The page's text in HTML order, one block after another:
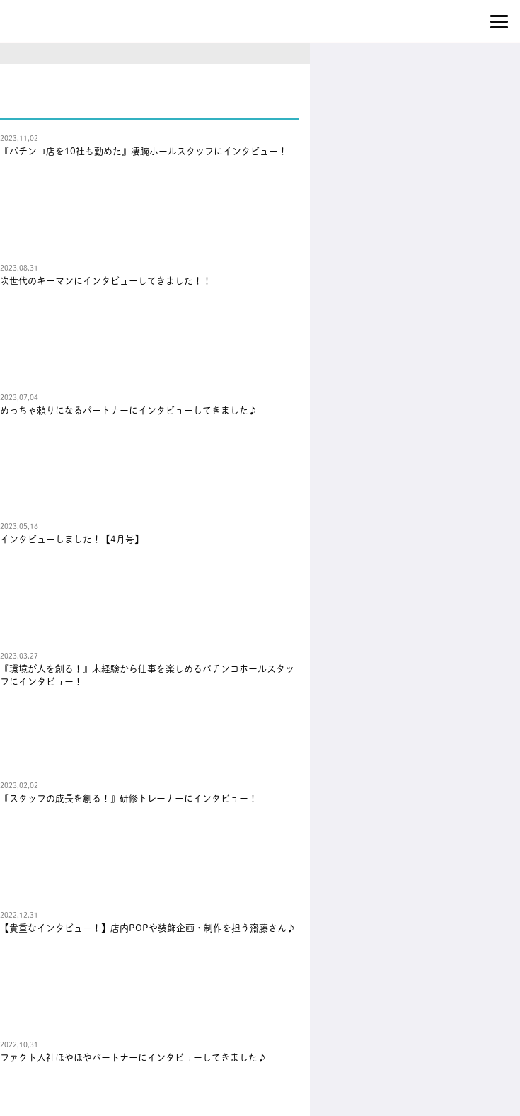
2023,11,02
『パチンコ店を10社も勤めた』凄腕ホールスタッフにインタビュー！
2023,08,31
次世代のキーマンにインタビューしてきました！！
2023,07,04
めっちゃ頼りになるパートナーにインタビューしてきました♪
2023,05,16
インタビューしました！【4月号】
2023,03,27
『環境が人を創る！』未経験から仕事を楽しめるパチンコホールスタッ
フにインタビュー！
2023,02,02
『スタッフの成長を創る！』研修トレーナーにインタビュー！
2022,12,31
【貴重なインタビュー！】店内POPや装飾企画・制作を担う齋藤さん♪
2022,10,31
ファクト入社ほやほやパートナーにインタビューしてきました♪